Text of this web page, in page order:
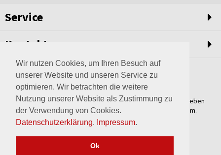
Wir nutzen Cookies, um Ihren Besuch auf
unserer Website und unseren Service zu
optimieren. Wir betrachten die weitere
Nutzung unserer Website als Zustimmung zu
der Verwendung von Cookies.
Datenschutzerklärung. Impressum.
Ok
Service
Kontakt
Weltweit setzen wir unsere Erfahrungswerte und unser Streben
nach innovativen Lösungen in unvergleichliche Anlagen um.
Erfahren Sie mehr über uns.